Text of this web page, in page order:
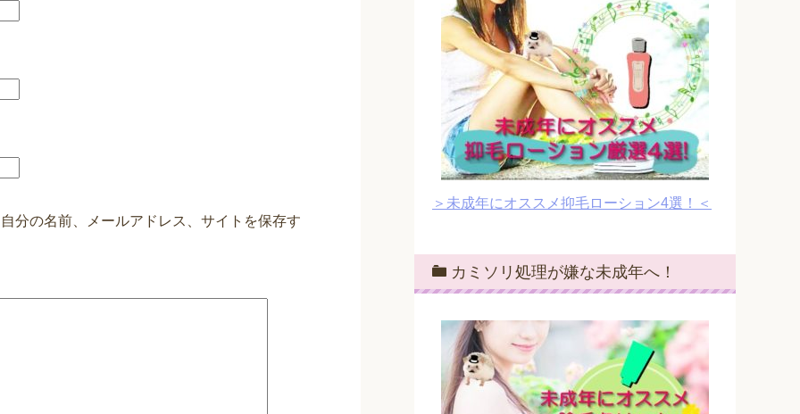
分の名前、メールアドレス、サイトを保存す
＞未成年にオススメ抑毛ローション4選！＜
カミソリ処理が嫌な未成年へ！